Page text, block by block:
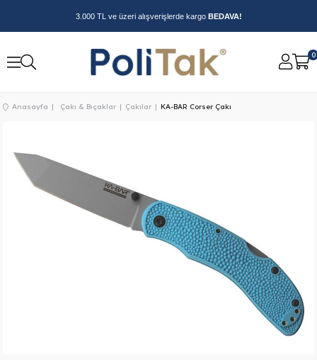
3.000 TL ve üzeri alışverişlerde kargo BEDAVA!
0
Anasayfa Çakı & Bıçaklar Çakılar KA-BAR Corser Çakı